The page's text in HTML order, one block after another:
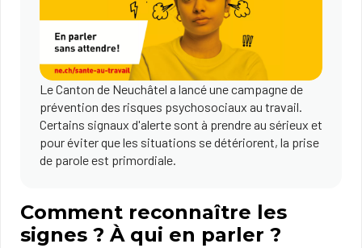
Le Canton de Neuchâtel a lancé une campagne de
prévention des risques psychosociaux au travail.
Certains signaux d'alerte sont à prendre au sérieux et
pour éviter que les situations se détériorent, la prise
de parole est primordiale.
Comment reconnaître les
signes ? À qui en parler ?